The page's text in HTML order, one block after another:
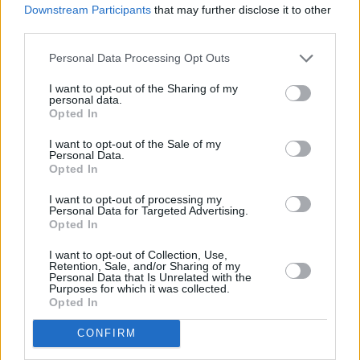
Downstream Participants that may further disclose it to other
Personal Data Processing Opt Outs
I want to opt-out of the Sharing of my
personal data.
Opted In
I want to opt-out of the Sale of my
Personal Data.
Opted In
I want to opt-out of processing my
Personal Data for Targeted Advertising.
Opted In
I want to opt-out of Collection, Use,
Retention, Sale, and/or Sharing of my
Personal Data that Is Unrelated with the
Purposes for which it was collected.
Opted In
CONFIRM
Leicht
Kinderriegel-Käsekuchen
Leicht
Käsekuchen mit Heidelbeeren
Leicht
Oreo-Käsekuchen
Leicht
Mandel-Kirsch-Käsekuchen